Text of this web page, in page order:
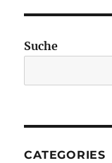
Suche
CATEGORIES